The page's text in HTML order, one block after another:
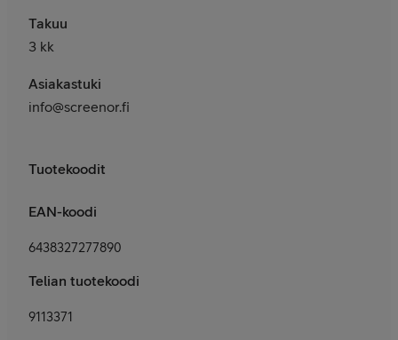
Takuu
3 kk
Asiakastuki
info@screenor.fi
Tuotekoodit
EAN-koodi
6438327277890
Telian tuotekoodi
9113371